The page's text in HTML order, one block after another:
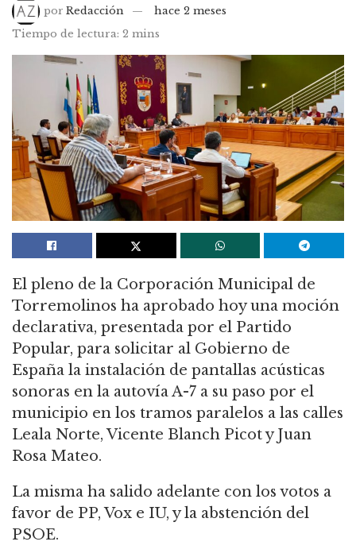
por Redacción
hace 2 meses
Tiempo de lectura: 2 mins
El pleno de la Corporación Municipal de
Torremolinos ha aprobado hoy una moción
declarativa, presentada por el Partido
Popular, para solicitar al Gobierno de
España la instalación de pantallas acústicas
sonoras en la autovía A-7 a su paso por el
municipio en los tramos paralelos a las calles
Leala Norte, Vicente Blanch Picot y Juan
Rosa Mateo.
La misma ha salido adelante con los votos a
favor de PP, Vox e IU, y la abstención del
PSOE.